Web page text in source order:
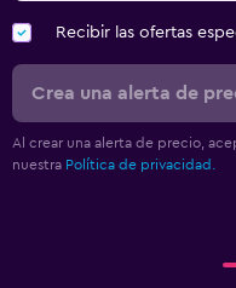
Recibir las ofertas
Crea una alerta de
Al crear una alerta de precio,
nuestra Política de privacidad.